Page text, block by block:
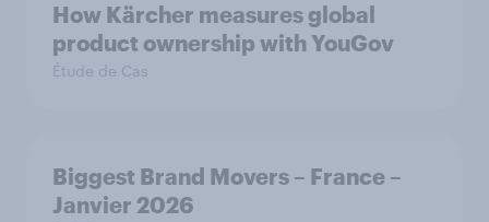
How Kärcher measures global
product ownership with YouGov
Étude de Cas
Biggest Brand Movers – France –
Janvier 2026